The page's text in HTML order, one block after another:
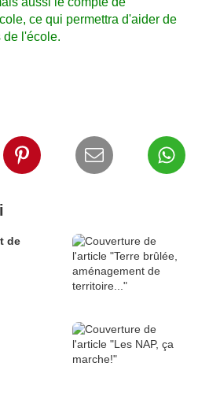
ce qui permettra d'aider de
de l'école.
de